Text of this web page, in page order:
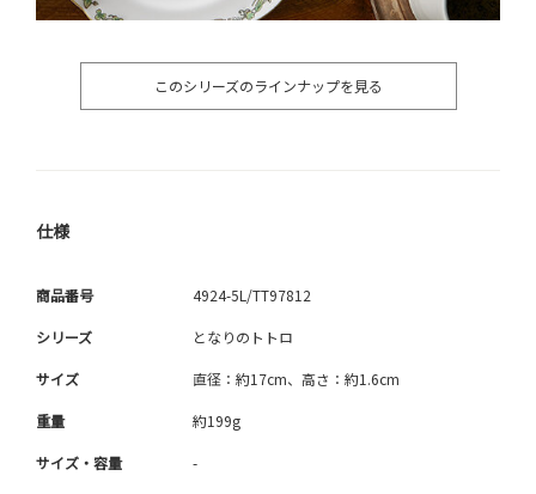
このシリーズのラインナップを見る
仕様
商品番号 4924-5L/TT97812
シリーズ となりのトトロ
サイズ 直径：約17cm、高さ：約1.6cm
重量 約199g
サイズ・容量 -